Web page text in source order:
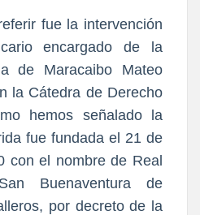
fue la intervención
encargado de la
de Maracaibo Mateo
la Cátedra de Derecho
hemos señalado la
fue fundada el 21 de
con el nombre de Real
Buenaventura de
por decreto de la